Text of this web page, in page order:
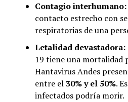
Contagio interhumano:
contacto estrecho con
respiratorias de una
Letalidad devastadora:
19 tiene una mortalidad
Hantavirus Andes
entre el 30% y el 50%.
infectados podría morir.